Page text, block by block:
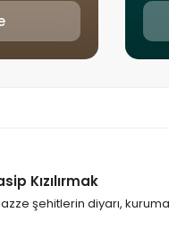
Kızılırmak
şehitlerin diyarı,